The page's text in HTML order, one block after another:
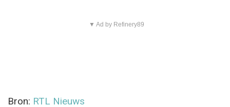
▼ Ad by Refinery89
Bron: RTL Nieuws